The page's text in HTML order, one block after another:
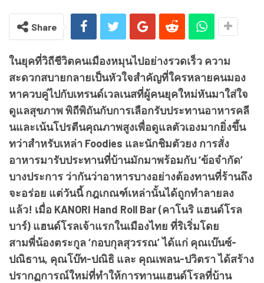
Share
ในยุคที่วิถีชีวิตคนเมืองหมุนไปอย่างรวดเร็ว ความ
สะดวกสบายกลายเป็นหัวใจสำคัญที่ใครหลายคนมอง
หาควบคู่ไปกับเทรนด์เวลเนสที่ผู้คนยุคใหม่หันมาใส่ใจ
ดูแลสุขภาพ พิถีพิถันกับการเลือกรับประทานอาหารคลี
นและเน้นโปรตีนคุณภาพสูงเพื่อดูแลตัวเองมากยิ่งขึ้น
ทว่าสำหรับเหล่า Foodies และนักชิมตัวยง การสั่ง
อาหารมารับประทานที่บ้านมักมาพร้อมกับ ‘ข้อจำกัด’
บางประการ ว่ากันว่าอาหารบางอย่างต้องทานที่ร้านถึง
จะอร่อย แต่วันนี้ กฎเกณฑ์เหล่านั้นได้ถูกทำลายลง
แล้ว! เมื่อ KANORI Hand Roll Bar (คาโนริ แฮนด์โรล
บาร์) แฮนด์โรลเจ้าแรกในเมืองไทย ที่ริเริ่มโดย
สามพี่น้องตระกูล ‘กอบกุลสุวรรณ’ ได้แก่ คุณเบ๊นซ์-
ปณิธาน, คุณโบ๊ท-ปณิธิ และ คุณเพลน-ปวิตรา ได้สร้าง
ปรากฏการณ์ใหม่ที่ทำให้การทานแฮนด์โรลที่บ้าน